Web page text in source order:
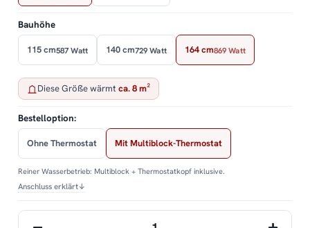
Bauhöhe
115 cm587 Watt 140 cm729 Watt 164 cm869 Watt
Diese Größe wärmt ca. 8 m²
Bestelloption:
Ohne Thermostat Mit Multiblock-Thermostat
Reiner Wasserbetrieb: Multiblock + Thermostatkopf inklusive.
Anschluss erklärt↓